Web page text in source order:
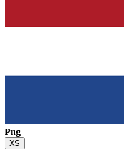
Png
XS